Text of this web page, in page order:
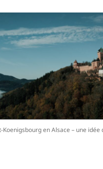
Koenigsbourg en Alsace – une idée